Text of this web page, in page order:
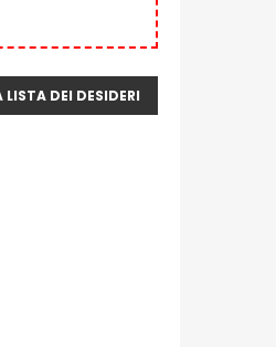
DEI DESIDERI